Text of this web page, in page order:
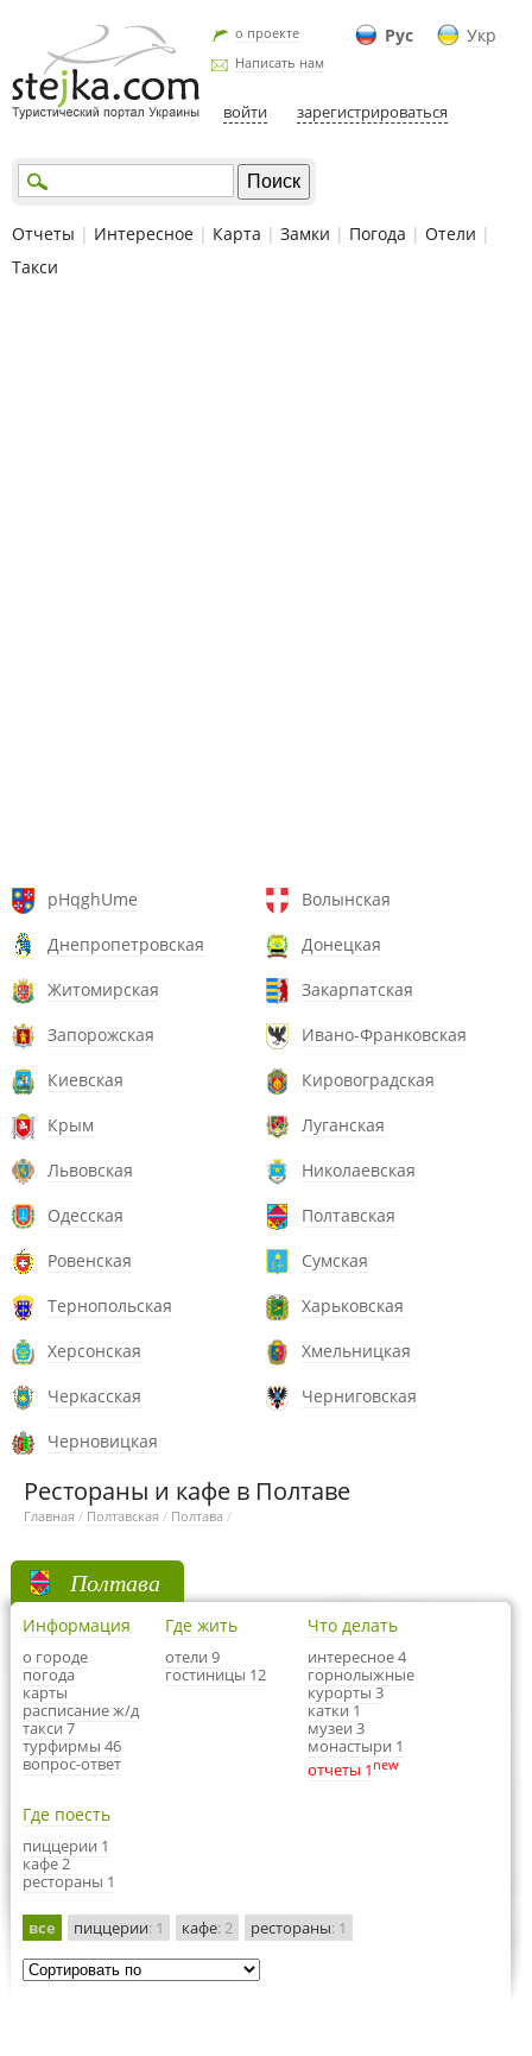
Рус Укр
о проекте
Написать нам
войти зарегистрироваться
Отчеты | Интересное | Карта | Замки | Погода | Отели |
Такси
pHqghUme
Волынская
Днепропетровская
Донецкая
Житомирская
Закарпатская
Запорожская
Ивано-Франковская
Киевская
Кировоградская
Крым
Луганская
Львовская
Николаевская
Одесская
Полтавская
Ровенская
Сумская
Тернопольская
Харьковская
Херсонская
Хмельницкая
Черкасская
Черниговская
Черновицкая
Рестораны и кафе в Полтаве
Главная / Полтавская / Полтава /
Полтава
Информация
о городе
погода
карты
расписание ж/д
такси 7
турфирмы 46
вопрос-ответ
Где жить
отели 9
гостиницы 12
Что делать
интересное 4
горнолыжные
курорты 3
катки 1
музеи 3
монастыри 1
отчеты 1 new
Где поесть
пиццерии 1
кафе 2
рестораны 1
все пиццерии: 1 кафе: 2 рестораны: 1